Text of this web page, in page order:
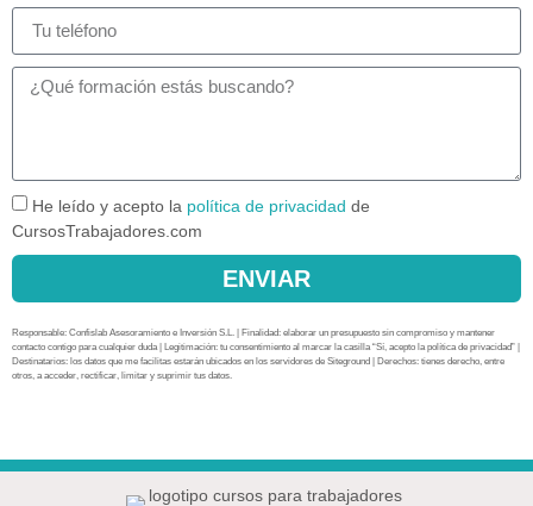
He leído y acepto la política de privacidad de
CursosTrabajadores.com
ENVIAR
Responsable: Confislab Asesoramiento e Inversión S.L. | Finalidad: elaborar un presupuesto sin compromiso y mantener
contacto contigo para cualquier duda | Legitimación: tu consentimiento al marcar la casilla “Sí, acepto la política de privacidad” |
Destinatarios: los datos que me facilitas estarán ubicados en los servidores de Siteground | Derechos: tienes derecho, entre
otros, a acceder, rectificar, limitar y suprimir tus datos.